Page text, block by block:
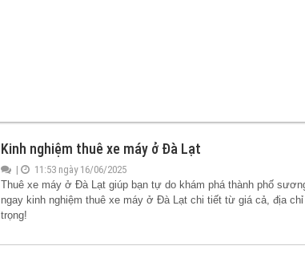
Kinh nghiệm thuê xe máy ở Đà Lạt
|
11:53 ngày 16/06/2025
Thuê xe máy ở Đà Lạt giúp bạn tự do khám phá thành phố
ngay kinh nghiệm thuê xe máy ở Đà Lạt chi tiết từ giá cả, địa
trọng!